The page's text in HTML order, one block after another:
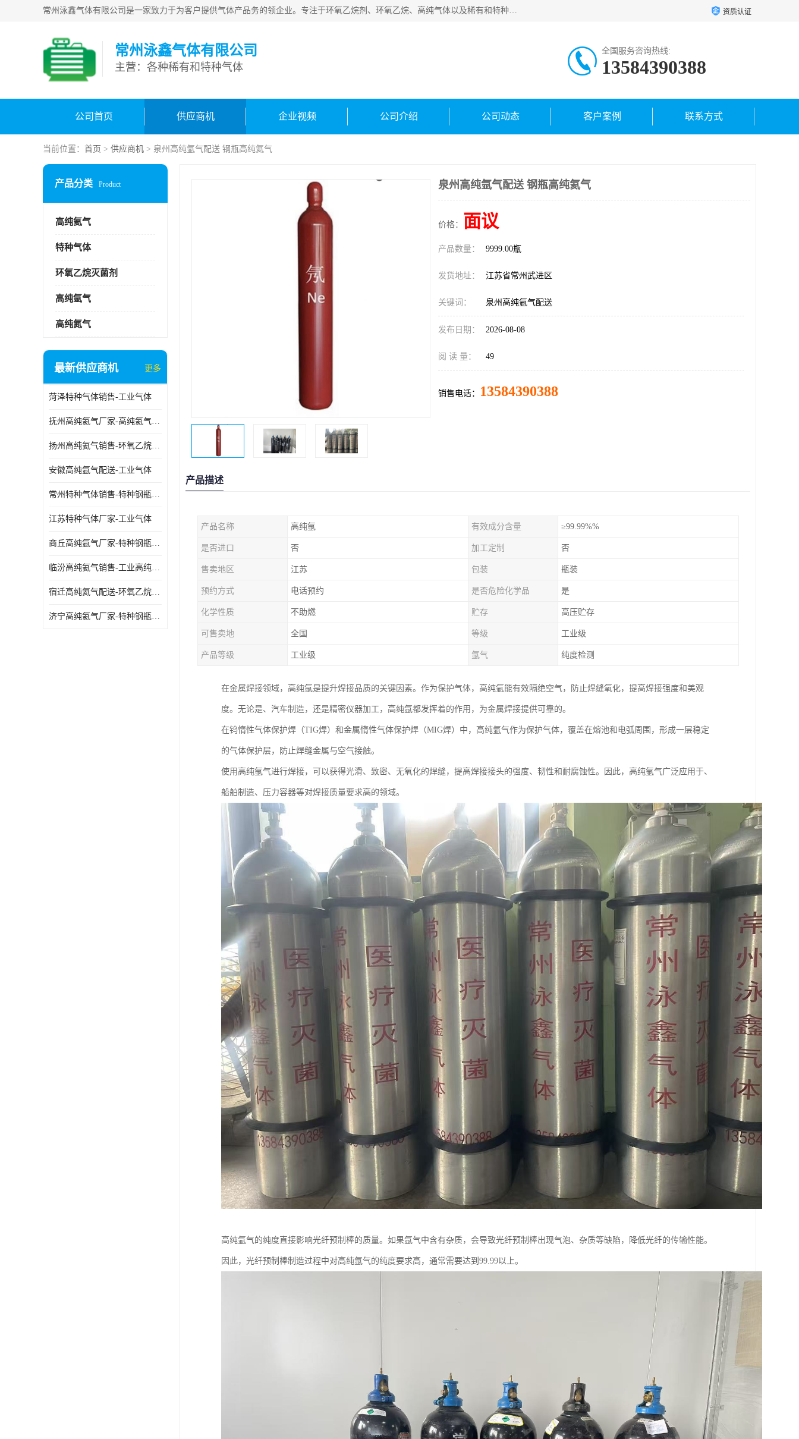
常州泳鑫气体有限公司是一家致力于为客户提供气体产品务的领企业。专注于环氧乙烷剂、环氧乙烷、高纯气体以及稀有和特种气体的研发、生产、销售和配送，产品广泛应用于医疗、电子、科研、化工、食品等多个领域。主要产品有：环氧乙烷灭菌剂，环氧乙烷，高纯氩，氮，氪，氙，氖，氘，笑，氦，氢，氧等各种稀有和特种气体。 资质认证
常州泳鑫气体有限公司
主营：各种稀有和特种气体
全国服务咨询热线:
13584390388
公司首页 供应商机 企业视频 公司介绍 公司动态 客户案例 联系方式
当前位置： 首页 > 供应商机 > 泉州高纯氩气配送 钢瓶高纯氦气
产品分类 Product
高纯氦气
特种气体
环氧乙烷灭菌剂
高纯氩气
高纯氮气
最新供应商机 更多
菏泽特种气体销售-工业气体
抚州高纯氦气厂家-高纯氦气标准气体
扬州高纯氦气销售-环氧乙烷灭菌剂
安徽高纯氩气配送-工业气体
常州特种气体销售-特种钢瓶年检配件销售
江苏特种气体厂家-工业气体
商丘高纯氩气厂家-特种钢瓶年检配件销售
临汾高纯氦气销售-工业高纯氦气
宿迁高纯氦气配送-环氧乙烷灭菌剂
济宁高纯氦气厂家-特种钢瓶年检配件销售
泉州高纯氩气配送 钢瓶高纯氦气
价格： 面议
产品数量： 9999.00瓶
发货地址： 江苏省常州武进区
关键词： 泉州高纯氩气配送
发布日期： 2026-08-08
阅 读 量： 49
销售电话： 13584390388
产品描述
产品名称 高纯氩 有效成分含量 ≥99.99%%
是否进口 否 加工定制 否
售卖地区 江苏 包装 瓶装
预约方式 电话预约 是否危险化学品 是
化学性质 不助燃 贮存 高压贮存
可售卖地 全国 等级 工业级
产品等级 工业级 氩气 纯度检测
在金属焊接领域，高纯氩是提升焊接品质的关键因素。作为保护气体，高纯氩能有效隔绝空气，防止焊缝氧化，提高焊接强度和美观
度。无论是、汽车制造，还是精密仪器加工，高纯氩都发挥着的作用，为金属焊接提供可靠的。
在钨惰性气体保护焊（TIG焊）和金属惰性气体保护焊（MIG焊）中，高纯氩气作为保护气体，覆盖在熔池和电弧周围，形成一层稳定
的气体保护层，防止焊缝金属与空气接触。
使用高纯氩气进行焊接，可以获得光滑、致密、无氧化的焊缝，提高焊接接头的强度、韧性和耐腐蚀性。因此，高纯氩气广泛应用于、
船舶制造、压力容器等对焊接质量要求高的领域。
高纯氩气的纯度直接影响光纤预制棒的质量。如果氩气中含有杂质，会导致光纤预制棒出现气泡、杂质等缺陷，降低光纤的传输性能。
因此，光纤预制棒制造过程中对高纯氩气的纯度要求高，通常需要达到99.99以上。